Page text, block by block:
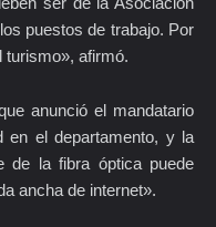
puestos de trabajo. Por
turismo», afirmó.
anunció el mandatario
en el departamento, y la
de la fibra óptica puede
ancha de internet».